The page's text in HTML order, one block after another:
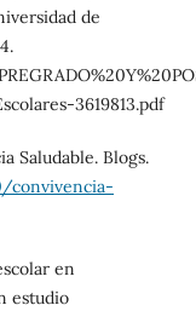
de
3619813.pdf
Saludable. Blogs.
convivencia-
en
estudio